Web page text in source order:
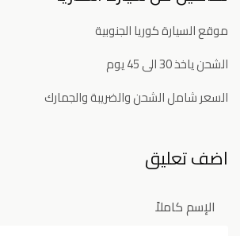
موقع السيارة كوريا الجنوبية
الشحن ياخذ 30 الى 45 يوم
السعر شامل الشحن والضريبة والجمارك
اضف تعليق
الإسم كاملاً